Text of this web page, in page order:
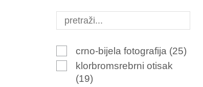
crno-bijela fotografija (25)
klorbromsrebrni otisak
(19)